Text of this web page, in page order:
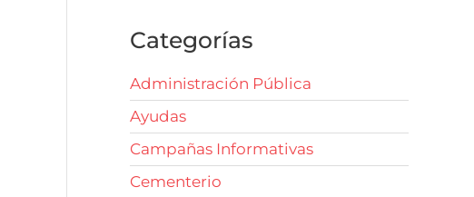
Categorías
Administración Pública
Ayudas
Campañas Informativas
Cementerio